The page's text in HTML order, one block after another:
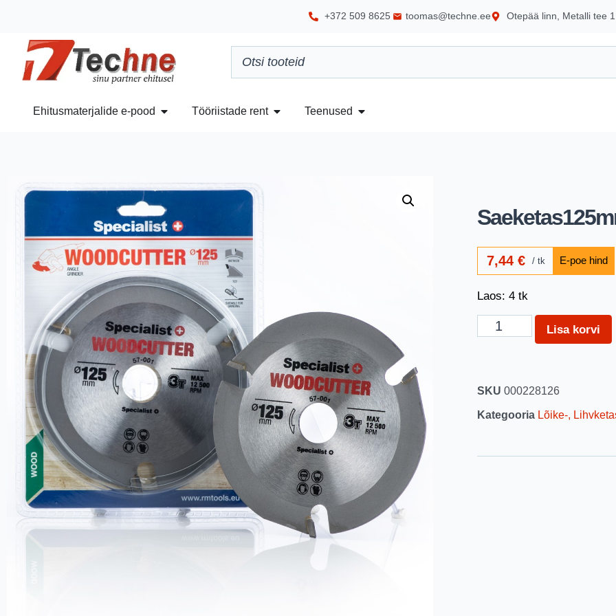
+372 509 8625 toomas@techne.ee Otepää linn, Metalli tee 1
Ehitusmaterjalide e-pood Tööriistade rent Teenused
7,44€ tk
Laos: 4 tk
Lisa korvi
SKU 000228126
Kategooria Lõike-,